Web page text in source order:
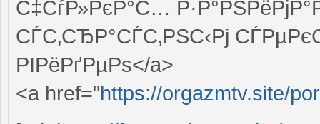
С‡СѓР»РєР°С…
СЃС‚СЂР°СЃС‚РЅС‹Рј
РІРёРґРµРѕ</a>
<a href="https://orgazmtv.site/